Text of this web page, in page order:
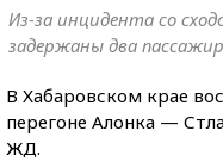
Из-за инцидента со
задержаны два
В Хабаровском крае
перегоне Алонка —
ЖД.